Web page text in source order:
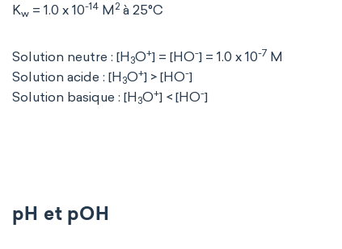
Kw = 1.0 x 10-14 M 2 à 25°C
Solution neutre : [H 3O+] = [HO-] = 1.0 x 10-7 M
Solution acide : [H 3O+] > [HO-]
Solution basique : [H 3O+] < [HO-]
pH et pOH